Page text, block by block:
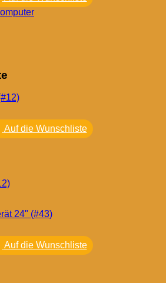
Auf die Wunschliste
Auf die Wunschliste